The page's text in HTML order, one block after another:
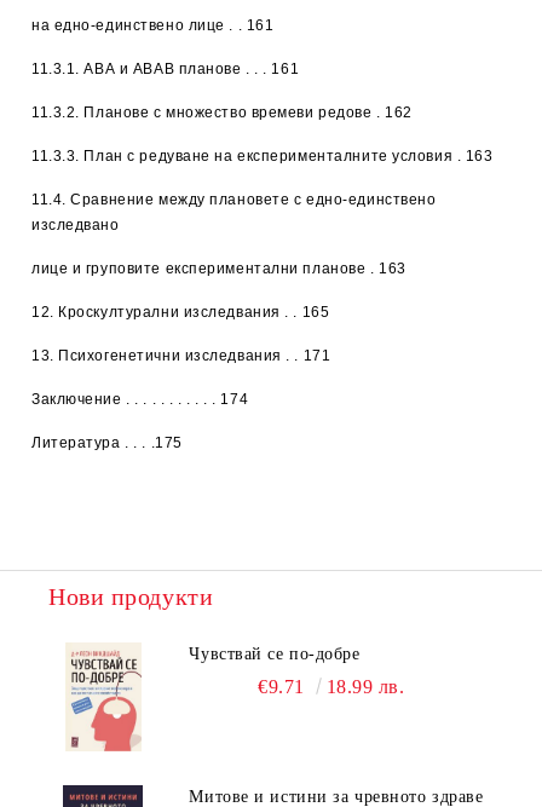
на едно-единствено лице . . 161
11.3.1. АВА и АВАВ планове . . . 161
11.3.2. Планове с множество времеви редове . 162
11.3.3. План с редуване на експерименталните условия . 163
11.4. Сравнение между плановете с едно-единствено
изследвано
лице и груповите експериментални планове . 163
12. Кроскултурални изследвания . . 165
13. Психогенетични изследвания . . 171
Заключение . . . . . . . . . . . 174
Литература . . . .175
Нови продукти
Чувствай се по-добре
€9.71 18.99 лв.
Митове и истини за чревното здраве